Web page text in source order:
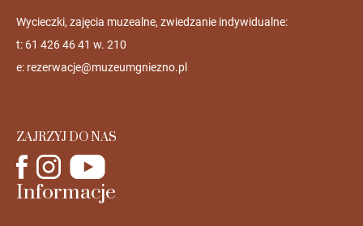
Wycieczki, zajęcia muzealne, zwiedzanie indywidualne:
t: 61 426 46 41 w. 210
e: rezerwacje@muzeumgniezno.pl
ZAJRZYJ DO NAS
Informacje